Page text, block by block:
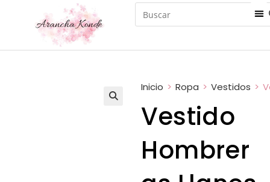
Inicio > Ropa > Vestidos >
Vestido
Hombrer